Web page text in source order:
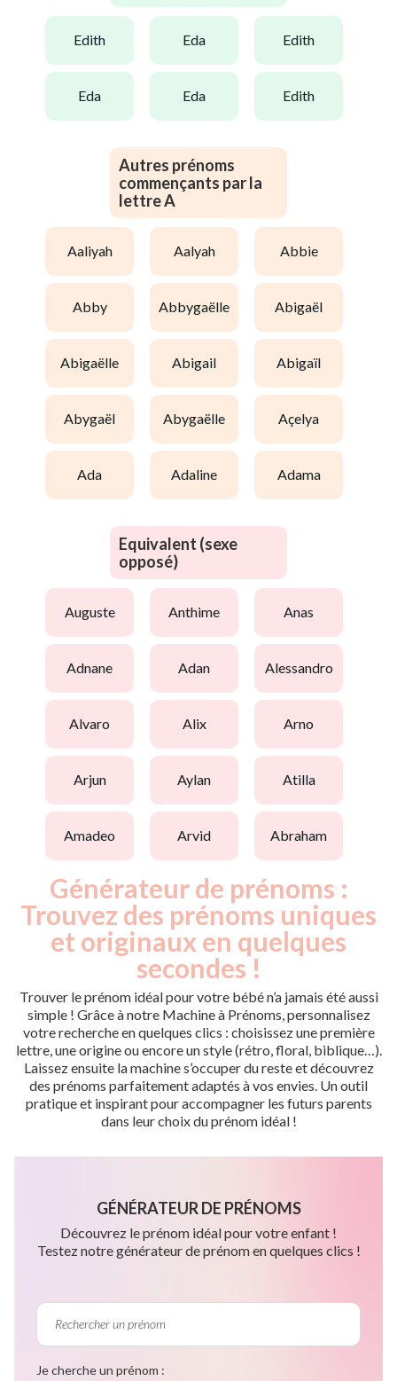
edith eda edith
eda eda edith
Autres prénoms
commençants par la
lettre A
aaliyah aalyah abbie
abby abbygaëlle abigaël
abigaëlle abigail abigaïl
abygaël abygaëlle açelya
ada adaline adama
Equivalent (sexe
opposé)
auguste anthime anas
adnane adan alessandro
alvaro alix arno
arjun aylan atilla
amadeo arvid abraham
Générateur de prénoms :
Trouvez des prénoms uniques
et originaux en quelques
secondes !
Trouver le prénom idéal pour votre bébé n’a jamais été aussi
simple ! Grâce à notre Machine à Prénoms, personnalisez
votre recherche en quelques clics : choisissez une première
lettre, une origine ou encore un style (rétro, floral, biblique…).
Laissez ensuite la machine s’occuper du reste et découvrez
des prénoms parfaitement adaptés à vos envies. Un outil
pratique et inspirant pour accompagner les futurs parents
dans leur choix du prénom idéal !
GÉNÉRATEUR DE PRÉNOMS
Découvrez le prénom idéal pour votre enfant !
Testez notre générateur de prénom en quelques clics !
Je cherche un prénom :